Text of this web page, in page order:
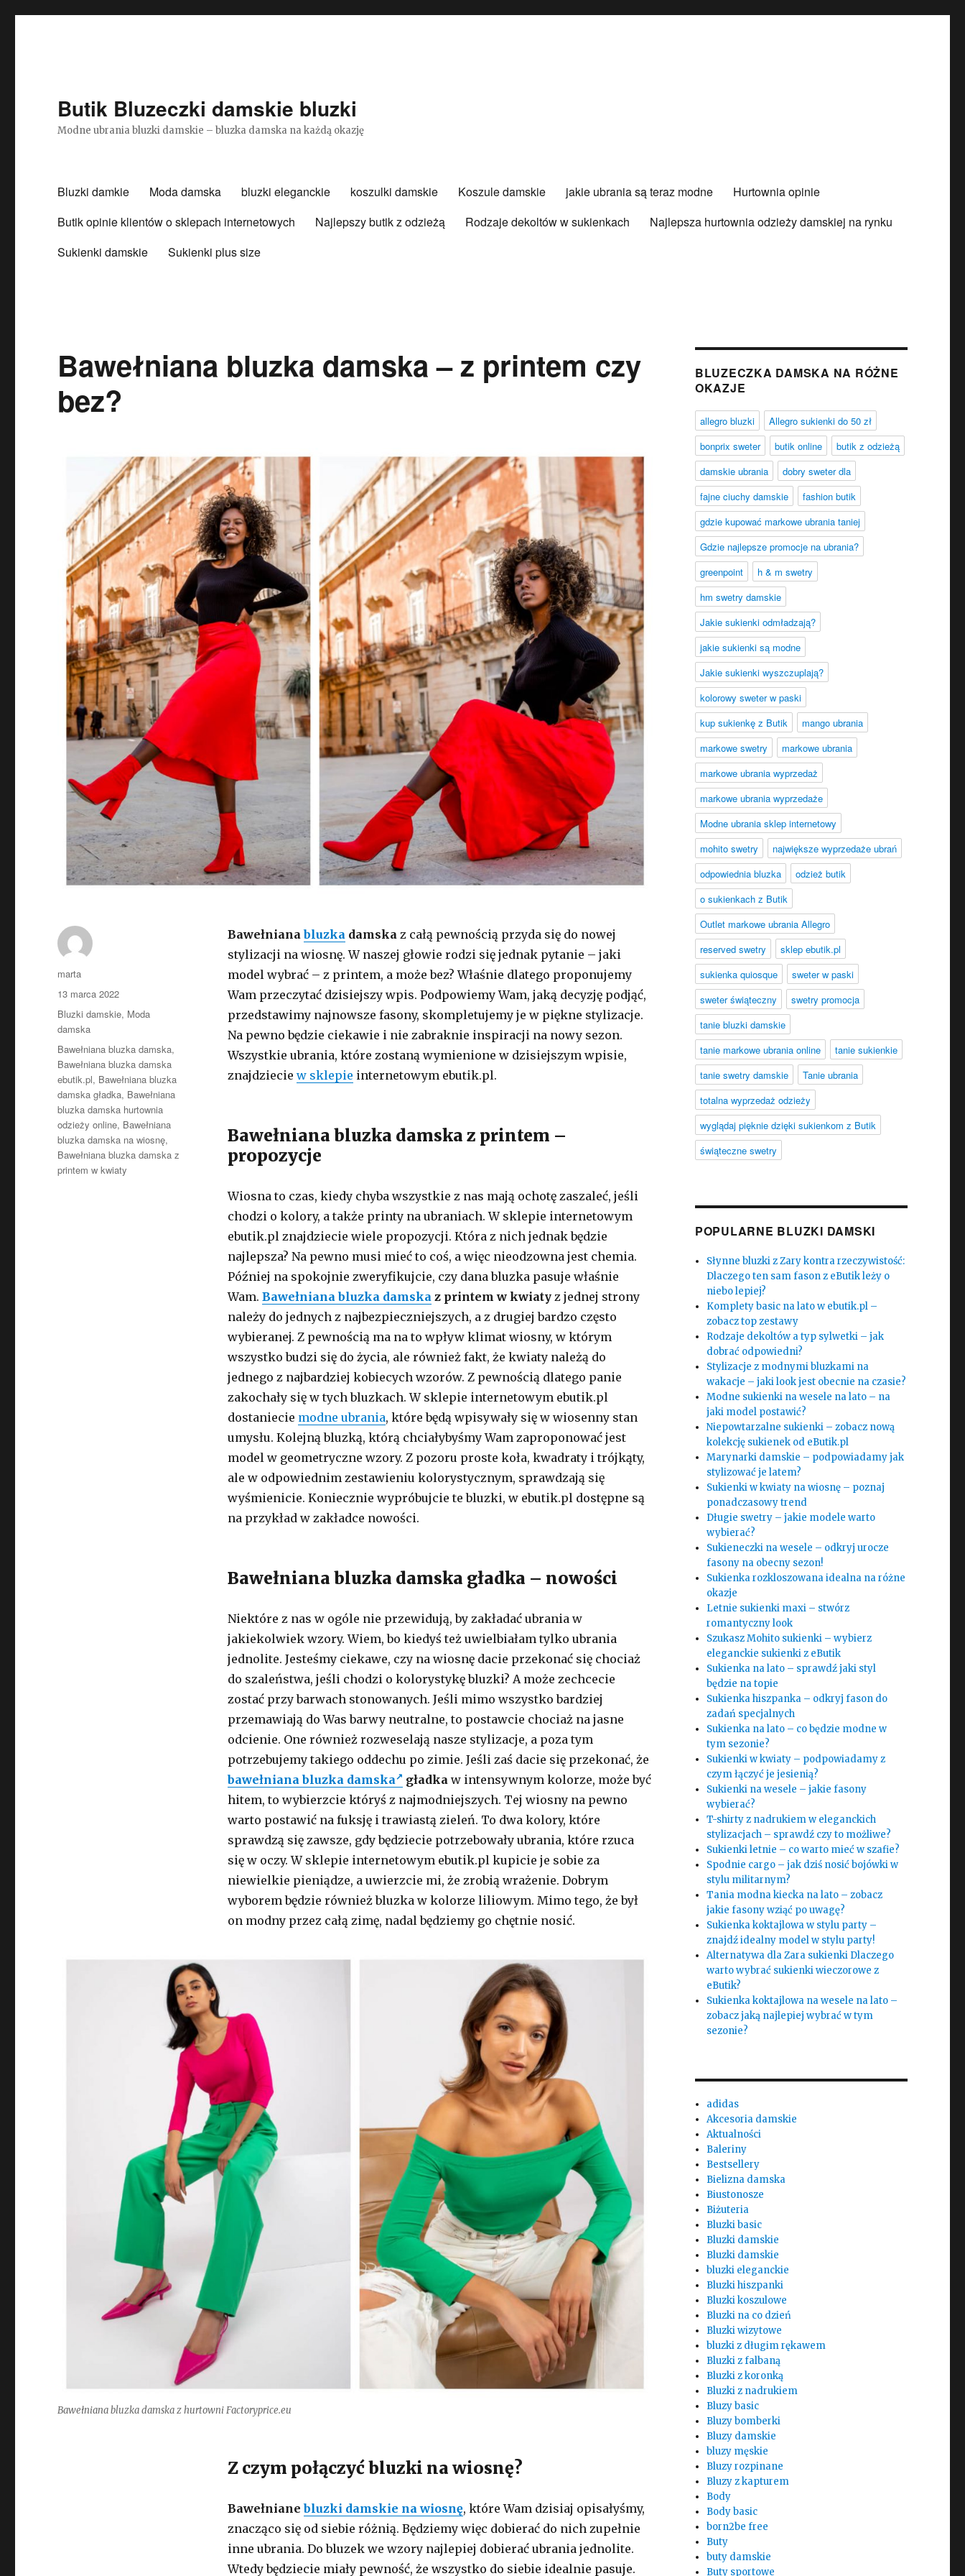
Butik Bluzeczki damskie bluzki
Modne ubrania bluzki damskie – bluzka damska na każdą okazję
Bluzki damkie Moda damska bluzki eleganckie koszulki damskie Koszule damskie jakie ubrania są teraz modne
Hurtownia opinie
Butik opinie klientów o sklepach internetowych
Najlepszy butik z odzieżą Rodzaje dekoltów w sukienkach
Najlepsza hurtownia odzieży damskiej na rynku
Sukienki damskie
Sukienki plus size
Bawełniana bluzka damska – z printem czy
bez?
Bawełnianabluzkadamskaz całą pewnością przyda się do nowej
stylizacji na wiosnę. W naszej głowie rodzi się jednak pytanie – jaki
model wybrać – z printem, a może bez? Właśnie dlatego proponujemy
Wam przeczytać dzisiejszy wpis. Podpowiemy Wam, jaką decyzję podjąć,
przedstawimy najnowsze fasony, skompletujemy je w piękne stylizacje.
Na pewno będzie ciekawie i nie zabraknie inspiracji na nowy sezon.
Wszystkie ubrania, które zostaną wymienione w dzisiejszym wpisie,
znajdziecie w sklepie internetowym ebutik.pl.
Bawełniana bluzka damska z printem –
propozycje
Wiosna to czas, kiedy chyba wszystkie z nas mają ochotę zaszaleć, jeśli
chodzi o kolory, a także printy na ubraniach. W sklepie internetowym
ebutik.pl znajdziecie wiele propozycji. Która z nich jednak będzie
najlepsza? Na pewno musi mieć to coś, a więc nieodzowna jest chemia.
Później na spokojnie zweryfikujcie, czy dana bluzka pasuje właśnie
Wam. Bawełniana bluzka damskaz printem w kwiatyz jednej strony
należy do jednych z najbezpieczniejszych, a z drugiej bardzo często
wybieranej. Z pewnością ma na to wpływ klimat wiosny, w którym
wszystko budzi się do życia, ale również fakt, że kwiaty należą do
jednego z najbardziej kobiecych wzorów. Z pewnością dlatego panie
zakochały się w tych bluzkach. W sklepie internetowym ebutik.pl
dostaniecie modne ubrania, które będą wpisywały się w wiosenny stan
umysłu. Kolejną bluzką, którą chciałybyśmy Wam zaproponować jest
model w geometryczne wzory. Z pozoru proste koła, kwadraty i trójkąty,
ale w odpowiednim zestawieniu kolorystycznym, sprawdzają się
wyśmienicie. Koniecznie wypróbujcie te bluzki, w ebutik.pl dostępne są
na przykład w zakładce nowości.
Bawełniana bluzka damska gładka – nowości
Niektóre z nas w ogóle nie przewidują, by zakładać ubrania w
jakiekolwiek wzory. Wiem, bo kiedyś też uwielbiałam tylko ubrania
jednolite. Jesteśmy ciekawe, czy na wiosnę dacie przekonać się chociaż
do szaleństwa, jeśli chodzi o kolorystykę bluzki? A może zechcecie
zostać przy barwach stonowanych. Jeśli mimo wszystko bardziej
przemawiają do Was barwy neutralne, to postawcie chociaż na jasne
odcienie. One również rozweselają nasze stylizacje, a poza tym
potrzebujemy takiego oddechu po zimie. Jeśli zaś dacie się przekonać, że
bawełniana bluzka damska
gładkaw intensywnym kolorze, może być
hitem, to wybierzcie któryś z najmodniejszych. Tej wiosny na pewno
warto postawić na fuksję i trawiastą zieleń. To dwa kolory, które
sprawdzą się zawsze, gdy będziecie potrzebowały ubrania, które rzuca
się w oczy. W sklepie internetowym ebutik.pl kupicie je sobie za
niewielkie pieniądze, a uwierzcie mi, że zrobią wrażenie. Dobrym
wyborem będzie również bluzka w kolorze liliowym. Mimo tego, że był
on modny przez całą zimę, nadal będziemy go chętnie nosić.
Bawełniana bluzka damska z hurtowni Factoryprice.eu
Z czym połączyć bluzki na wiosnę?
Bawełnianebluzki damskie na wiosnę, które Wam dzisiaj opisałyśmy,
znacząco się od siebie różnią. Będziemy więc dobierać do nich zupełnie
inne ubrania. Do bluzek we wzory najlepiej dobierać ubrania jednolite.
Wtedy będziecie miały pewność, że wszystko do siebie idealnie pasuje.
Autor
marta
Opublikowano
13 marca 2022
Kategorie
Bluzki damskie, Moda
damska
Tagi
Bawełniana bluzka damska,
Bawełniana bluzka damska
ebutik.pl, Bawełniana bluzka
damska gładka, Bawełniana
bluzka damska hurtownia
odzieży online, Bawełniana
bluzka damska na wiosnę,
Bawełniana bluzka damska z
printem w kwiaty
BLUZECZKA DAMSKA NA RÓŻNE
OKAZJE
allegro bluzki
Allegro sukienki do 50 zł
bonprix sweter
butik online
butik z odzieżą
damskie ubrania
dobry sweter dla
fajne ciuchy damskie
fashion butik
gdzie kupować markowe ubrania taniej
Gdzie najlepsze promocje na ubrania?
greenpoint
h & m swetry
hm swetry damskie
Jakie sukienki odmładzają?
jakie sukienki są modne
Jakie sukienki wyszczuplają?
kolorowy sweter w paski
kup sukienkę z Butik
mango ubrania
markowe swetry
markowe ubrania
markowe ubrania wyprzedaż
markowe ubrania wyprzedaże
Modne ubrania sklep internetowy
mohito swetry
największe wyprzedaże ubrań
odpowiednia bluzka
odzież butik
o sukienkach z Butik
Outlet markowe ubrania Allegro
reserved swetry
sklep ebutik.pl
sukienka quiosque
sweter w paski
sweter świąteczny
swetry promocja
tanie bluzki damskie
tanie markowe ubrania online
tanie sukienkie
tanie swetry damskie
Tanie ubrania
totalna wyprzedaż odzieży
wyglądaj pięknie dzięki sukienkom z Butik
świąteczne swetry
POPULARNE BLUZKI DAMSKI
Słynne bluzki z Zary kontra rzeczywistość:
Dlaczego ten sam fason z eButik leży o
niebo lepiej?
Komplety basic na lato w ebutik.pl –
zobacz top zestawy
Rodzaje dekoltów a typ sylwetki – jak
dobrać odpowiedni?
Stylizacje z modnymi bluzkami na
wakacje – jaki look jest obecnie na czasie?
Modne sukienki na wesele na lato – na
jaki model postawić?
Niepowtarzalne sukienki – zobacz nową
kolekcję sukienek od eButik.pl
Marynarki damskie – podpowiadamy jak
stylizować je latem?
Sukienki w kwiaty na wiosnę – poznaj
ponadczasowy trend
Długie swetry – jakie modele warto
wybierać?
Sukieneczki na wesele – odkryj urocze
fasony na obecny sezon!
Sukienka rozkloszowana idealna na różne
okazje
Letnie sukienki maxi – stwórz
romantyczny look
Szukasz Mohito sukienki – wybierz
eleganckie sukienki z eButik
Sukienka na lato – sprawdź jaki styl
będzie na topie
Sukienka hiszpanka – odkryj fason do
zadań specjalnych
Sukienka na lato – co będzie modne w
tym sezonie?
Sukienki w kwiaty – podpowiadamy z
czym łączyć je jesienią?
Sukienki na wesele – jakie fasony
wybierać?
T-shirty z nadrukiem w eleganckich
stylizacjach – sprawdź czy to możliwe?
Sukienki letnie – co warto mieć w szafie?
Spodnie cargo – jak dziś nosić bojówki w
stylu militarnym?
Tania modna kiecka na lato – zobacz
jakie fasony wziąć po uwagę?
Sukienka koktajlowa w stylu party –
znajdź idealny model w stylu party!
Alternatywa dla Zara sukienki Dlaczego
warto wybrać sukienki wieczorowe z
eButik?
Sukienka koktajlowa na wesele na lato –
zobacz jaką najlepiej wybrać w tym
sezonie?
adidas
Akcesoria damskie
Aktualności
Baleriny
Bestsellery
Bielizna damska
Biustonosze
Biżuteria
Bluzki basic
Bluzki damskie
Bluzki damskie
bluzki eleganckie
Bluzki hiszpanki
Bluzki koszulowe
Bluzki na co dzień
Bluzki wizytowe
bluzki z długim rękawem
Bluzki z falbaną
Bluzki z koronką
Bluzki z nadrukiem
Bluzy basic
Bluzy bomberki
Bluzy damskie
bluzy męskie
Bluzy rozpinane
Bluzy z kapturem
Body
Body basic
born2be free
Buty
buty damskie
Buty sportowe